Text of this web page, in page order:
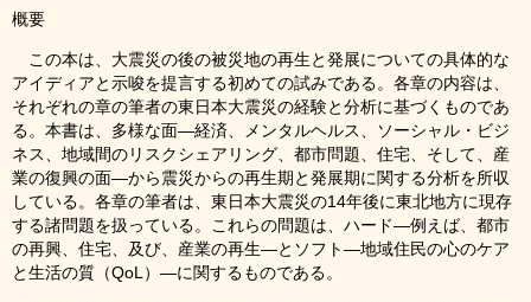
概要
この本は、大震災の後の被災地の再生と発展についての具体的な
アイディアと示唆を提言する初めての試みである。各章の内容は、
それぞれの章の筆者の東日本大震災の経験と分析に基づくものであ
る。本書は、多様な面―経済、メンタルヘルス、ソーシャル・ビジ
ネス、地域間のリスクシェアリング、都市問題、住宅、そして、産
業の復興の面―から震災からの再生期と発展期に関する分析を所収
している。各章の筆者は、東日本大震災の14年後に東北地方に現存
する諸問題を扱っている。これらの問題は、ハード―例えば、都市
の再興、住宅、及び、産業の再生―とソフト―地域住民の心のケア
と生活の質（QoL）―に関するものである。